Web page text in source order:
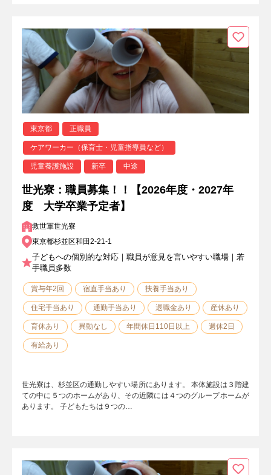
東京都 正職員
ケアワーカー（保育士・児童指導員など）
児童養護施設 新卒 中途
世光寮：職員募集！！【2026年度・2027年
度 大学卒業予定者】
救世軍世光寮
東京都杉並区和田2-21-1
子どもへの個別的な対応｜職員が意見を言いやすい職場｜若
手職員多数
賞与年2回 宿直手当あり 扶養手当あり
住宅手当あり 通勤手当あり 退職金あり 産休あり
育休あり 異動なし 年間休日110日以上 週休2日
有給あり
世光寮は、杉並区の通勤しやすい場所にあります。 本体施設は３階建
ての中に５つのホームがあり、その近隣には４つのグループホームが
あります。 子どもたちは９つの…